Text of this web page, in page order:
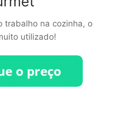
trabalho na cozinha, o
utilizado!